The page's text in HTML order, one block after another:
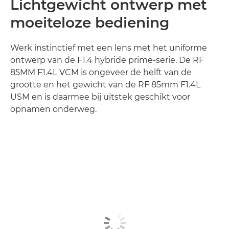
Lichtgewicht ontwerp met
moeiteloze bediening
Werk instinctief met een lens met het uniforme
ontwerp van de F1.4 hybride prime-serie. De RF
85MM F1.4L VCM is ongeveer de helft van de
grootte en het gewicht van de RF 85mm F1.4L
USM en is daarmee bij uitstek geschikt voor
opnamen onderweg.